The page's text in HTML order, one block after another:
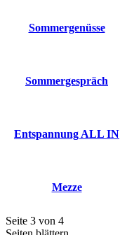
Sommergenüsse
Sommergespräch
Entspannung ALL IN
Mezze
Seite 3 von 4